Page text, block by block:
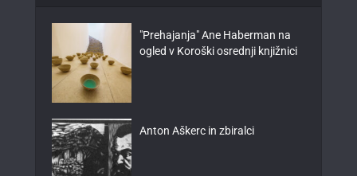
"Prehajanja" Ane Haberman na
ogled v Koroški osrednji knjižnici
Anton Aškerc in zbiralci